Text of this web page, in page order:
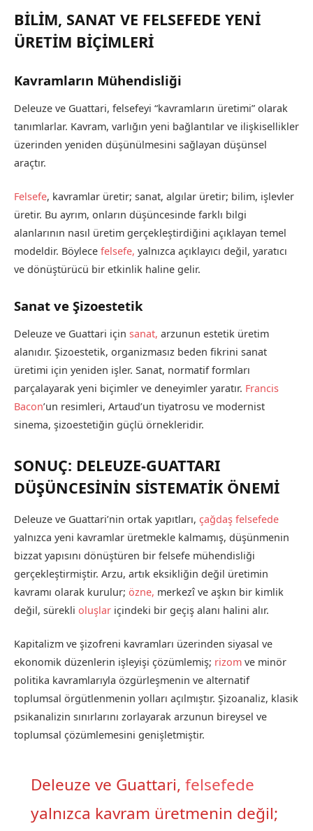
BİLİM, SANAT VE FELSEFEDE YENİ
ÜRETİM BİÇİMLERİ
Kavramların Mühendisliği
Deleuze ve Guattari, felsefeyi “kavramların üretimi” olarak
tanımlarlar. Kavram, varlığın yeni bağlantılar ve ilişkisellikler
üzerinden yeniden düşünülmesini sağlayan düşünsel
araçtır.
Felsefe, kavramlar üretir; sanat, algılar üretir; bilim, işlevler
üretir. Bu ayrım, onların düşüncesinde farklı bilgi
alanlarının nasıl üretim gerçekleştirdiğini açıklayan temel
modeldir. Böylece felsefe, yalnızca açıklayıcı değil, yaratıcı
ve dönüştürücü bir etkinlik haline gelir.
Sanat ve Şizoestetik
Deleuze ve Guattari için sanat, arzunun estetik üretim
alanıdır. Şizoestetik, organizmasız beden fikrini sanat
üretimi için yeniden işler. Sanat, normatif formları
parçalayarak yeni biçimler ve deneyimler yaratır. Francis
Bacon’un resimleri, Artaud’un tiyatrosu ve modernist
sinema, şizoestetiğin güçlü örnekleridir.
SONUÇ: DELEUZE-GUATTARI
DÜŞÜNCESİNİN SİSTEMATİK ÖNEMİ
Deleuze ve Guattari’nin ortak yapıtları, çağdaş felsefede
yalnızca yeni kavramlar üretmekle kalmamış, düşünmenin
bizzat yapısını dönüştüren bir felsefe mühendisliği
gerçekleştirmiştir. Arzu, artık eksikliğin değil üretimin
kavramı olarak kurulur; özne, merkezî ve aşkın bir kimlik
değil, sürekli oluşlar içindeki bir geçiş alanı halini alır.
Kapitalizm ve şizofreni kavramları üzerinden siyasal ve
ekonomik düzenlerin işleyişi çözümlemiş; rizom ve minör
politika kavramlarıyla özgürleşmenin ve alternatif
toplumsal örgütlenmenin yolları açılmıştır. Şizoanaliz, klasik
psikanalizin sınırlarını zorlayarak arzunun bireysel ve
toplumsal çözümlemesini genişletmiştir.
Deleuze ve Guattari,felsefede
yalnızca kavram üretmenin değil;